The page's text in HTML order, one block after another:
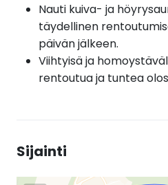
Nauti kuiva- ja
täydellinen
päivän jälkeen.
Viihtyisä ja
rentoutua ja tuntea
Sijainti